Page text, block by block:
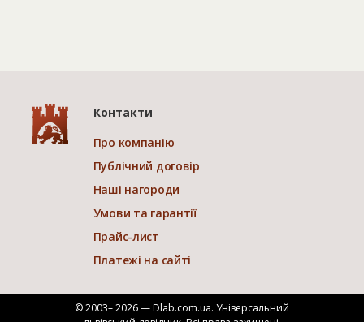
Контакти
Про компанію
Публічний договір
Наші нагороди
Умови та гарантії
Прайс-лист
Платежі на сайті
© 2003– 2026 — Dlab.com.ua. Універсальний